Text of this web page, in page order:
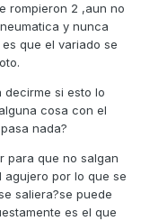
rompieron 2 ,aun no
y nunca
que el variado se
decirme si esto lo
cosa con el
nada?
para que no salgan
agujero por lo que se
saliera?se puede
es el que